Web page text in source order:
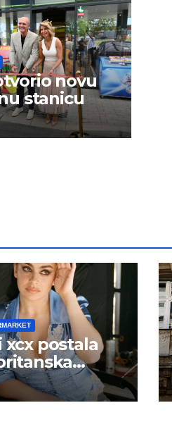
novu
stanicu
xcx postala
sa dva
na prvom